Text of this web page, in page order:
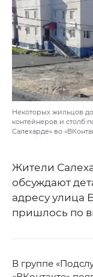
Некоторых жильцов
контейнеров и столб
Салехарде» во
Жители
обсуждают
адресу улица
пришлось по
В группе